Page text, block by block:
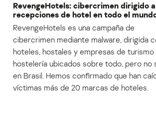
RevengeHotels: cibercrimen dirigido a
recepciones de hotel en todo el
RevengeHotels es una campaña de
cibercrimen mediante malware, dirigida
hoteles, hostales y empresas de turismo
hostelería ubicados sobre todo, pero no
en Brasil. Hemos confirmado que han
víctimas más de 20 marcas de hoteles.